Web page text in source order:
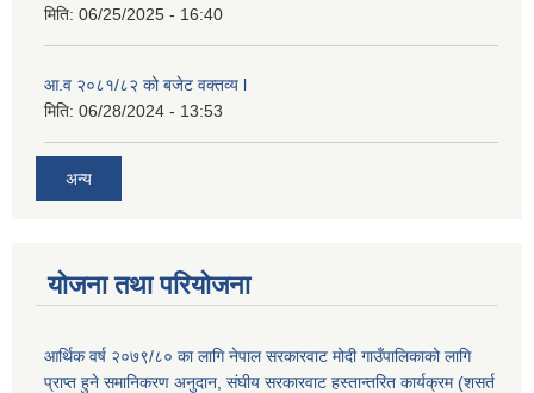
मिति: 06/25/2025 - 16:40
आ.व २०८१/८२ को बजेट वक्तव्य l
मिति: 06/28/2024 - 13:53
अन्य
योजना तथा परियोजना
आर्थिक वर्ष २०७९/८० का लागि नेपाल सरकारवाट मोदी गाउँपालिकाको लागि
प्राप्त हुने समानिकरण अनुदान, संघीय सरकारवाट हस्तान्तरित कार्यक्रम (शसर्त